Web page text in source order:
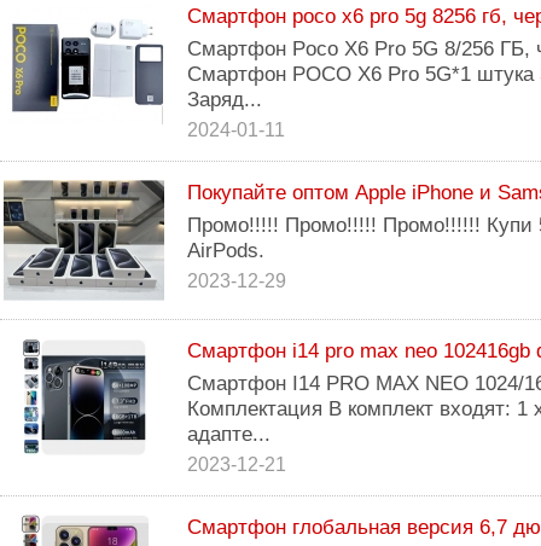
Смартфон poco x6 pro 5g 8256 гб,
Смартфон Poco X6 Pro 5G 8/256 ГБ,
Смартфон POCO X6 Pro 5G*1
Заряд...
2024-01-11
Покупайте оптом Apple iPhone и
Промо!!!!! Промо!!!!! Промо!!!!!! Купи
AirPods.
2023-12-29
Смартфон i14 pro max neo 102416gb
Смартфон I14 PRO MAX NEO 1024/
Комплектация В комплект входят:
адапте...
2023-12-21
Смартфон глобальная версия 6,7